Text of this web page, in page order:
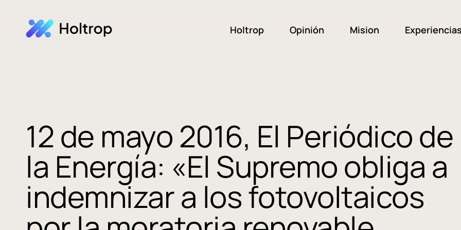
Holtrop Opinión Mision Experiencias
12 de mayo 2016, El Periódico de
la Energía: «El Supremo obliga a
indemnizar a los fotovoltaicos